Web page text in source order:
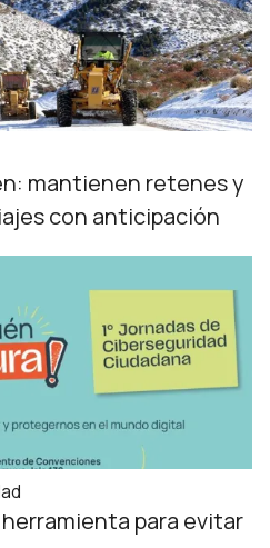
mantienen retenes y
con anticipación
para evitar